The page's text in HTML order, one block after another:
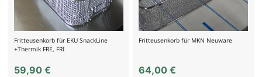
Fritteusenkorb für EKU SnackLine
+Thermik FRE, FRI
59,90 €
Fritteusenkorb für MKN Neuware
64,00€